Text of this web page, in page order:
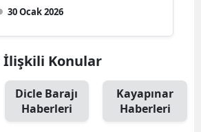
30 Ocak 2026
İlişkili Konular
Dicle Barajı
Haberleri
Kayapınar
Haberleri